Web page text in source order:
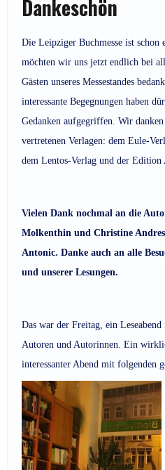
Dankeschön
Die Leipziger Buchmesse ist schon
möchten wir uns jetzt endlich bei
Gästen unseres Messestandes
interessante Begegnungen haben
Gedanken aufgegriffen. Wir danken
vertretenen Verlagen: dem Eule-
dem Lentos-Verlag und der Edition
Vielen Dank nochmal an die
Molkenthin und Christine
Antonic. Danke auch an alle
und unserer Lesungen.
Das war der Freitag, ein
Autoren und Autorinnen. Ein
interessanter Abend mit folgenden